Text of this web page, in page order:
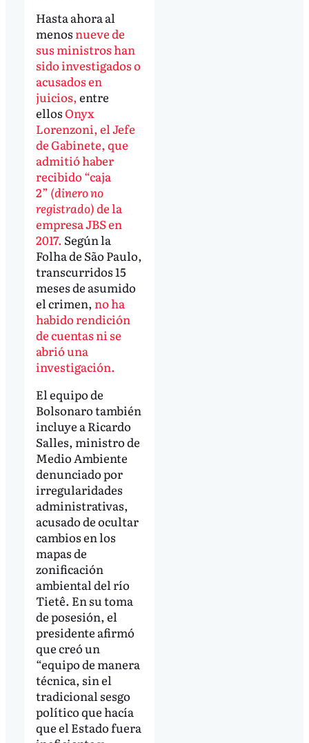
Hasta ahora al
menos nueve de
sus ministros han
sido investigados o
acusados en
juicios, entre
ellosOnyx
Lorenzoni, el Jefe
de Gabinete, que
admitió haber
recibido “caja
2” (dinero no
registrado)de la
empresa JBS en
2017. Según la
Folha de São Paulo,
transcurridos 15
meses de asumido
el crimen, no ha
habido rendición
de cuentas ni se
abrió una
investigación.
El equipo de
Bolsonaro también
incluye a Ricardo
Salles, ministro de
Medio Ambiente
denunciado por
irregularidades
administrativas,
acusado de ocultar
cambios en los
mapas de
zonificación
ambiental del río
Tietê. En su toma
de posesión, el
presidente afirmó
que creó un
“equipo de manera
técnica, sin el
tradicional sesgo
político que hacía
que el Estado fuera